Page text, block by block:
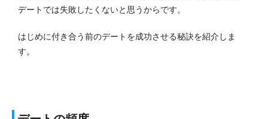
デートでは失敗したくないと思うからです。
はじめに付き合う前のデートを成功させる秘訣を紹介しま
す。